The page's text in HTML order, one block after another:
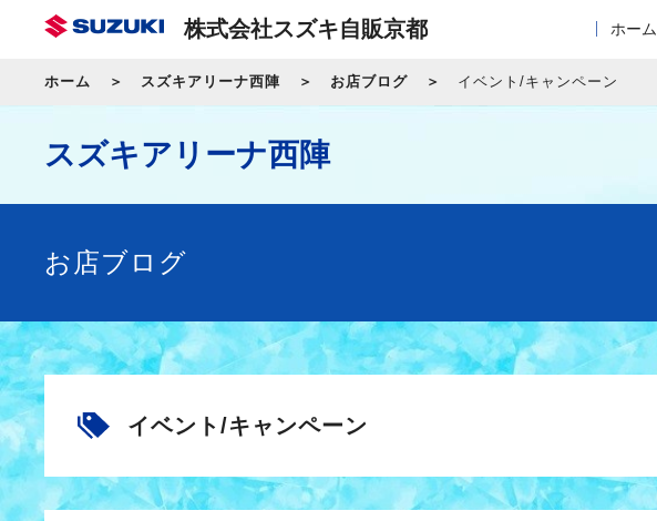
株式会社スズキ自販京都 ホーム
ホーム スズキアリーナ西陣 お店ブログ イベント/キャンペーン
スズキアリーナ西陣
お店ブログ
イベント/キャンペーン